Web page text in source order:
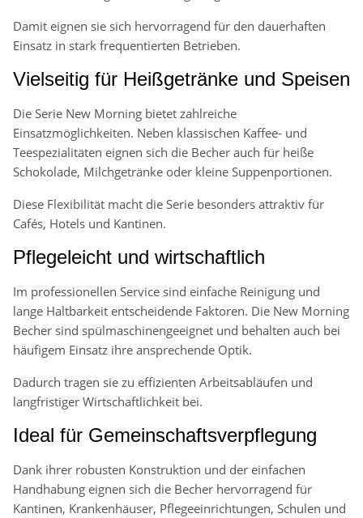
Damit eignen sie sich hervorragend für den dauerhaften
Einsatz in stark frequentierten Betrieben.
Vielseitig für Heißgetränke und Speisen
Die Serie New Morning bietet zahlreiche
Einsatzmöglichkeiten. Neben klassischen Kaffee- und
Teespezialitäten eignen sich die Becher auch für heiße
Schokolade, Milchgetränke oder kleine Suppenportionen.
Diese Flexibilität macht die Serie besonders attraktiv für
Cafés, Hotels und Kantinen.
Pflegeleicht und wirtschaftlich
Im professionellen Service sind einfache Reinigung und
lange Haltbarkeit entscheidende Faktoren. Die New Morning
Becher sind spülmaschinengeeignet und behalten auch bei
häufigem Einsatz ihre ansprechende Optik.
Dadurch tragen sie zu effizienten Arbeitsabläufen und
langfristiger Wirtschaftlichkeit bei.
Ideal für Gemeinschaftsverpflegung
Dank ihrer robusten Konstruktion und der einfachen
Handhabung eignen sich die Becher hervorragend für
Kantinen, Krankenhäuser, Pflegeeinrichtungen, Schulen und